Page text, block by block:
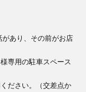
あり、その前がお店
専用の駐車スペース
ださい。（交差点か